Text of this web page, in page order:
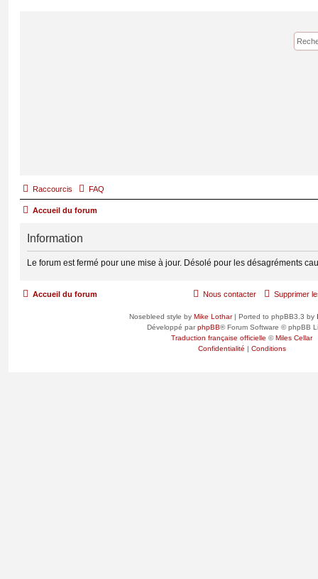
Raccourcis FAQ
Accueil du forum
Information
Le forum est fermé pour une mise à jour. Désolé pour les désagréments
Accueil du forum Supprimer
Nous contacter
Nosebleed style by Mike Lothar| Ported to phpBB3.3 by
Développé parphpBB® Forum Software © phpBB
Traduction française officielle ©Miles Cellar
Confidentialité | Conditions